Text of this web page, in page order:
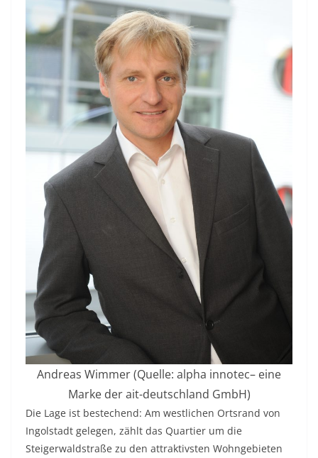
Andreas Wimmer (Quelle: alpha innotec– eine
Marke der ait-deutschland GmbH)
Die Lage ist bestechend: Am westlichen Ortsrand von
Ingolstadt gelegen, zählt das Quartier um die
Steigerwaldstraße zu den attraktivsten Wohngebieten